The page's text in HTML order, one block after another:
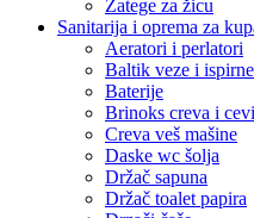
Zatege za žicu
Sanitarija i oprema za
Aeratori i perlatori
Baltik veze i
Baterije
Brinoks creva i cevi
Creva veš mašine
Daske wc šolja
Držač sapuna
Držač toalet papira